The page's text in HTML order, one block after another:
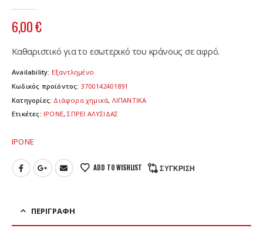
6,00€
Καθαριστικό για το εσωτερικό του κράνους σε αφρό.
Availability: Εξαντλημένο
Κωδικός προϊόντος: 3700142401891
Κατηγορίες: Διάφορα χημικά, ΛΙΠΑΝΤΙΚΑ
Ετικέτες: IPONE,ΣΠΡΕΪ ΑΛΥΣΙΔΑΣ
IPONE
ADD TO WISHLIST ΣΎΓΚΡΙΣΗ
ΠΕΡΙΓΡΑΦΉ